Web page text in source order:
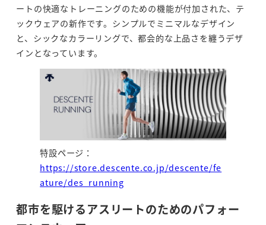
ートの快適なトレーニングのための機能が付加された、テ
ックウェアの新作です。シンプルでミニマルなデザイン
と、シックなカラーリングで、都会的な上品さを纏うデザ
インとなっています。
特設ページ：
https://store.descente.co.jp/descente/fe
ature/des_running
都市を駆けるアスリートのためのパフォー